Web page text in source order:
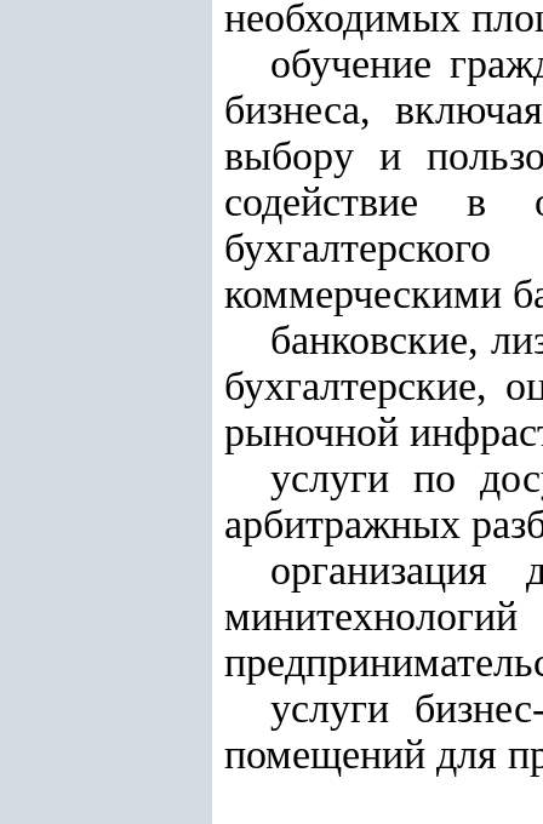
необходимых
обучение
бизнеса,
выбору и
содействие в
коммерческими
банковские,
бухгалтерские,
рыночной
услуги по
арбитражных
организация
услуги
помещений для